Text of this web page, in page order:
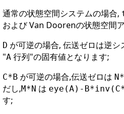
通常の状態空間システムの場合,
および Van Doorenの状態空間
D が可逆の場合, 伝送ゼロは逆シ
"A 行列"の固有値となります;
C*B が可逆の場合,伝送ゼロは
だし,M*N は eye(A)-
す;